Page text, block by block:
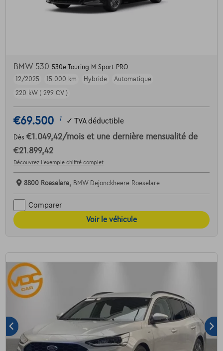
BMW 530 530e Touring M Sport PRO
12/2025
15.000 km Hybride
Automatique
220 kW ( 299 CV )
€69.500 1 ✓ TVA déductible
Dès €1.049,42/mois et une dernière mensualité de
€21.899,42
Découvrez l’exemple chiffré complet
8800 Roeselare, BMW Dejonckheere Roeselare
Comparer
Voir le véhicule